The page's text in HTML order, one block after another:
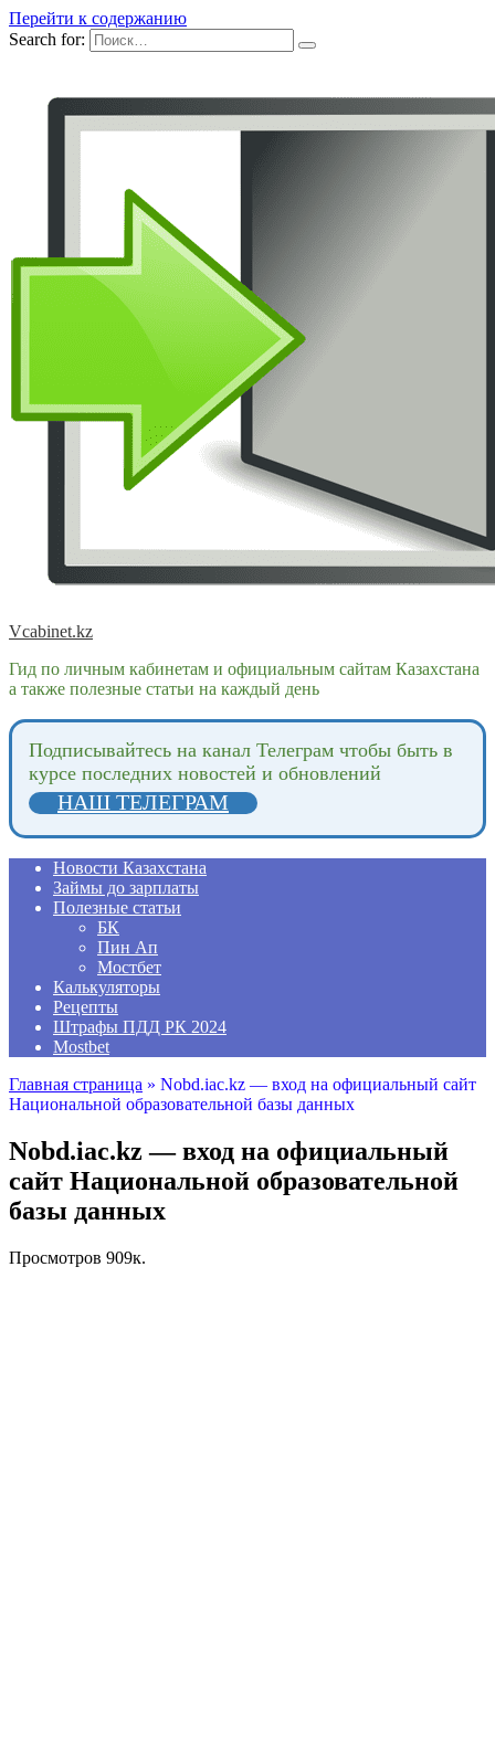
Перейти к содержанию
Search for:
Vcabinet.kz
Гид по личным кабинетам и официальным сайтам Казахстана
а также полезные статьи на каждый день
Подпиcывайтесь на канал Телеграм чтобы быть в
курсе последних новостей и обновлений
НАШ ТЕЛЕГРАМ
Новости Казахстана
Займы до зарплаты
Полезные статьи
БК
Пин Ап
Мостбет
Калькуляторы
Рецепты
Штрафы ПДД РК 2024
Mostbet
Главная страница » Nobd.iac.kz — вход на официальный сайт
Национальной образовательной базы данных
Nobd.iac.kz — вход на официальный
сайт Национальной образовательной
базы данных
Просмотров 909к.